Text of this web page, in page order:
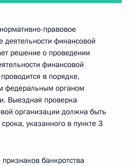
правовое
деятельности финансовой
решение о проведении
финансовой
в порядке,
федеральным органом
Выездная проверка
организации должна быть
указанного в пункте 3
банкротства